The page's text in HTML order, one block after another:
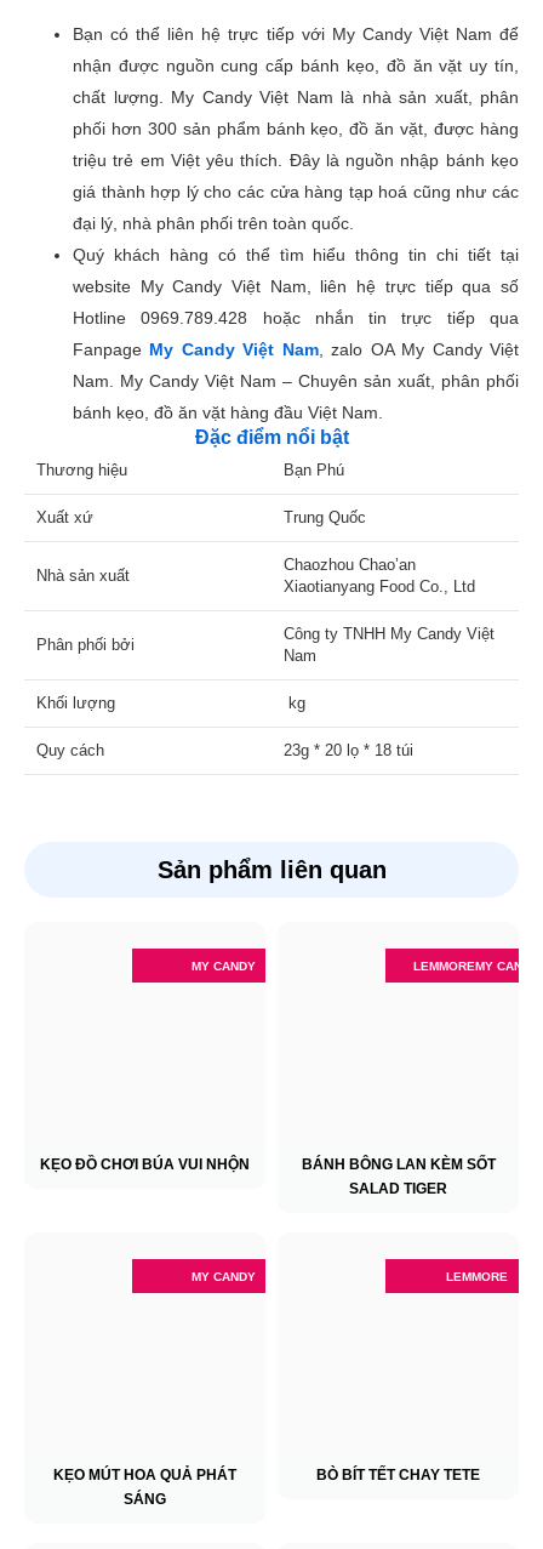
Bạn có thể liên hệ trực tiếp với My Candy Việt Nam để
nhận được nguồn cung cấp bánh kẹo, đồ ăn vặt uy tín,
chất lượng. My Candy Việt Nam là nhà sản xuất, phân
phối hơn 300 sản phẩm bánh kẹo, đồ ăn vặt, được hàng
triệu trẻ em Việt yêu thích. Đây là nguồn nhập bánh kẹo
giá thành hợp lý cho các cửa hàng tạp hoá cũng như các
đại lý, nhà phân phối trên toàn quốc.
Quý khách hàng có thể tìm hiểu thông tin chi tiết tại
website My Candy Việt Nam, liên hệ trực tiếp qua số
Hotline 0969.789.428 hoặc nhắn tin trực tiếp qua
Fanpage My Candy Việt Nam, zalo OA My Candy Việt
Nam. My Candy Việt Nam – Chuyên sản xuất, phân phối
bánh kẹo, đồ ăn vặt hàng đầu Việt Nam.
Đặc điểm nổi bật
Thương hiệu Bạn Phú
Xuất xứ Trung Quốc
Nhà sản xuất
Chaozhou Chao’an
Xiaotianyang Food Co., Ltd
Phân phối bởi
Công ty TNHH My Candy Việt
Nam
Khối lượng kg
Quy cách 23g * 20 lọ * 18 túi
Sản phẩm liên quan
MY CANDY
KẸO ĐỒ CHƠI BÚA VUI NHỘN
LEMMOREMY CANDY
BÁNH BÔNG LAN KÈM SỐT
SALAD TIGER
MY CANDY
KẸO MÚT HOA QUẢ PHÁT
SÁNG
LEMMORE
BÒ BÍT TẾT CHAY TETE